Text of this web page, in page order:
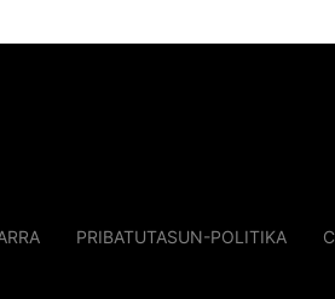
PRIBATUTASUN-POLITIKA